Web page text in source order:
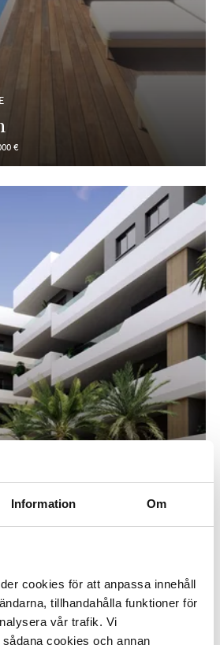
Information Om
cookies för att anpassa innehåll
tillhandahålla funktioner för
vår trafik. Vi
cookies och annan
€